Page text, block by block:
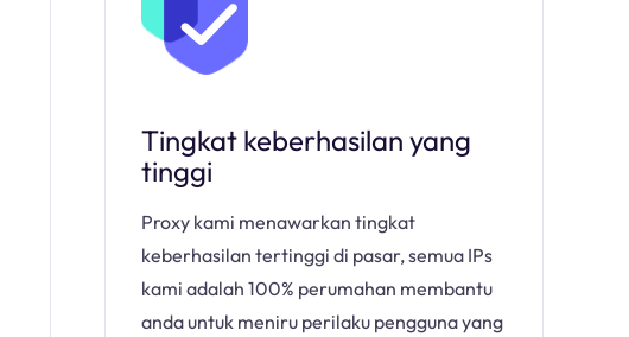
Tingkat keberhasilan yang
tinggi
Proxy kami menawarkan tingkat
keberhasilan tertinggi di pasar, semua IPs
kami adalah 100% perumahan membantu
anda untuk meniru perilaku pengguna yang